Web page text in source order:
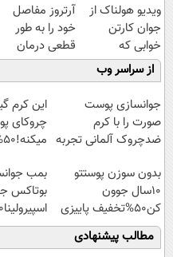
ویدیو هولناک از
جوان کارتن
خوابی که
میلیاردر شد.
آموزش رایگان
آرتروز مفاصل
خود را به طور
قطعی درمان
کنید!
◗پرسش‌نامه◖
از سراسر وب
جوانسازی پوست
صورت را با کرم
ضدچروک آلمانی تجربه
این کرم
چروکای
میکنه!50%تخفیف
بدون سوزن پوستتو
10سال جوون
کن50%تخفیف پاییزی
بمب
بوتاکس
اسپیرولینا50%تخفیف
مطالب پیشنهادی